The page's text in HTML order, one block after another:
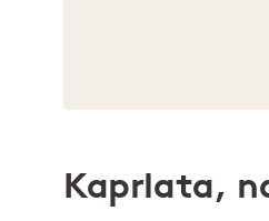
Kaprlata,